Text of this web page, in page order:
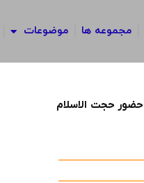
مجموعه ها موضوعات
حجت الاسلام